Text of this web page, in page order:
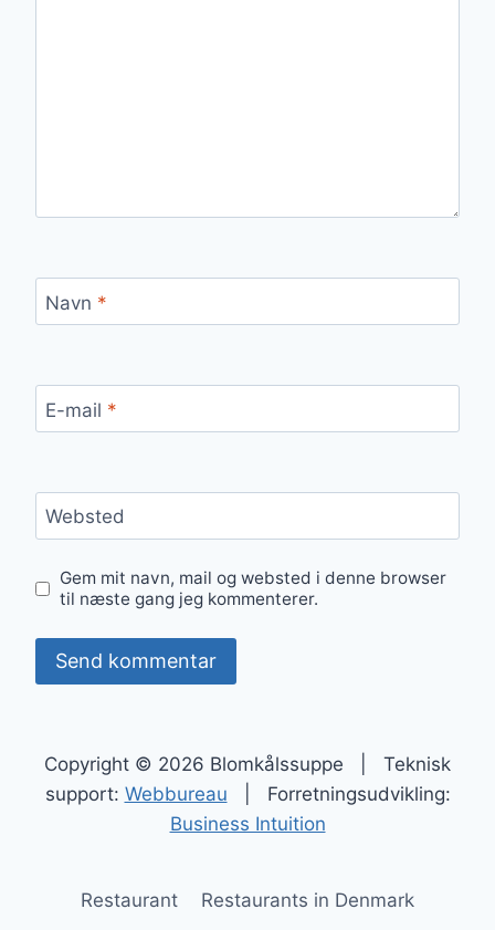
Navn *
E-mail *
Websted
Gem mit navn, mail og websted i denne browser
til næste gang jeg kommenterer.
Copyright © 2026 Blomkålssuppe | Teknisk
support: Webbureau | Forretningsudvikling:
Business Intuition
Restaurant Restaurants in Denmark